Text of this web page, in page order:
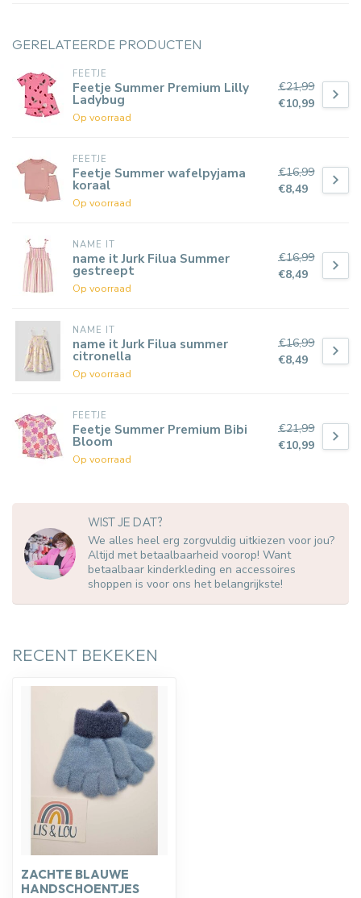
GERELATEERDE PRODUCTEN
FEETJE
Feetje Summer Premium Lilly
Ladybug
Op voorraad
€21,99
€10,99
FEETJE
Feetje Summer wafelpyjama
koraal
Op voorraad
€16,99
€8,49
NAME IT
name it Jurk Filua Summer
gestreept
Op voorraad
€16,99
€8,49
NAME IT
name it Jurk Filua summer
citronella
Op voorraad
€16,99
€8,49
FEETJE
Feetje Summer Premium Bibi
Bloom
Op voorraad
€21,99
€10,99
WIST JE DAT?
We alles heel erg zorgvuldig uitkiezen voor jou?
Altijd met betaalbaarheid voorop! Want
betaalbaar kinderkleding en accessoires
shoppen is voor ons het belangrijkste!
RECENT BEKEKEN
ZACHTE BLAUWE
HANDSCHOENTJES